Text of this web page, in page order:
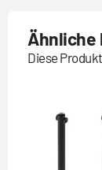
Ähnliche
Diese